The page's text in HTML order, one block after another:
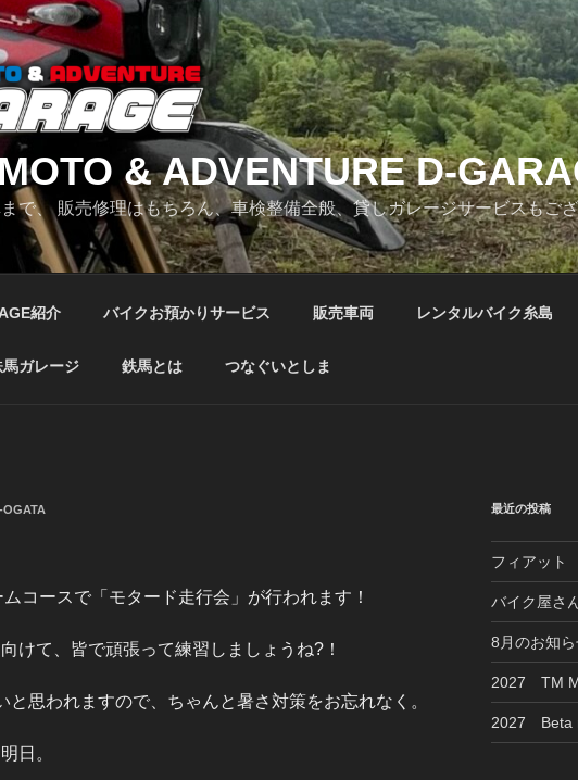
& ADVENTURE D-
で、 販売修理はもちろん、車検整備全般、貸しガレージサービスもご
紹介 バイクお預かりサービス 販売車両 レンタルバイク糸島
馬ガレージ 鉄馬とは つなぐいとしま
OGATA
コースで「モタード走行会」が行われます！
けて、皆で頑張って練習しましょうね?！
と思われますので、ちゃんと暑さ対策をお忘れなく。
日。
最近の投稿
フィアット
バイク屋さ
8月のお知
2027 TM
2027 Beta